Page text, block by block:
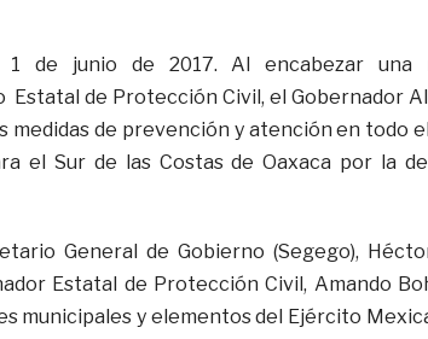
1 de junio de 2017. Al encabezar una
Estatal de Protección Civil, el Gobernador
medidas de prevención y atención en todo
el Sur de las Costas de Oaxaca por la
General de Gobierno (Segego),
Estatal de Protección Civil, Amando
municipales y elementos del Ejército